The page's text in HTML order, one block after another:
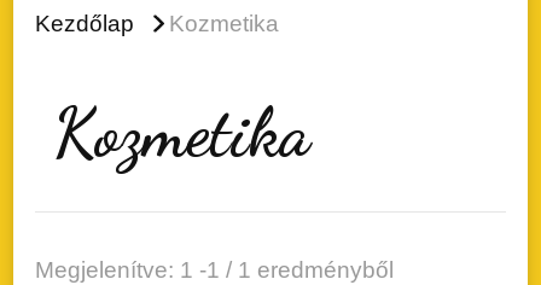
Kezdőlap Kozmetika
Kozmetika
Megjelenítve: 1 -1 / 1 eredményből